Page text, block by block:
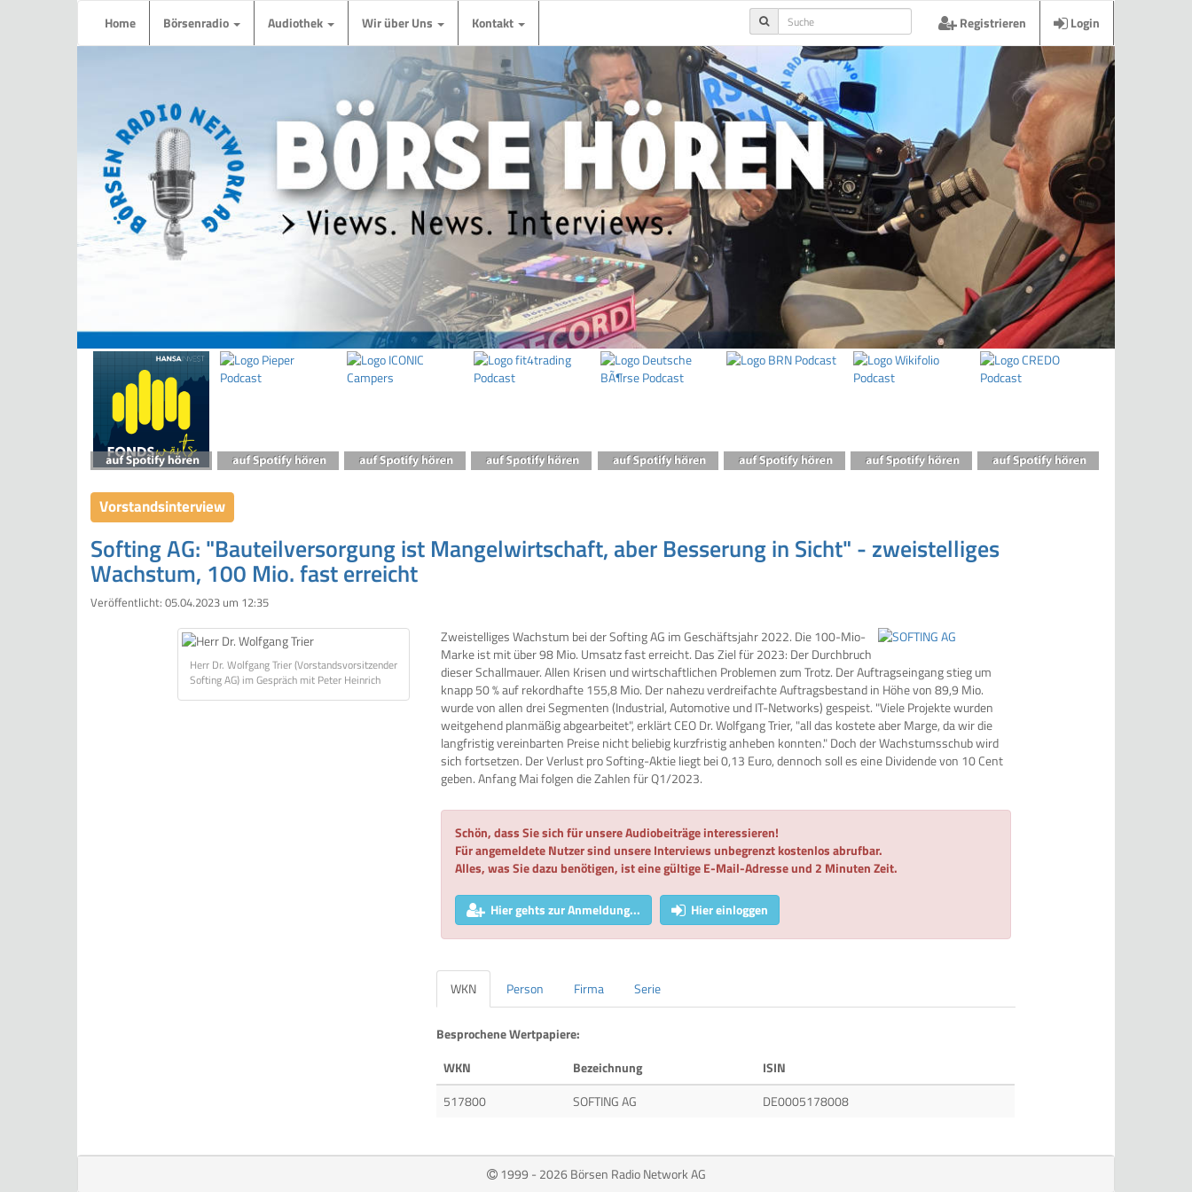
Home Börsenradio Audiothek Wir über Uns Kontakt Registrieren Login
Vorstandsinterview
Softing AG: "Bauteilversorgung ist Mangelwirtschaft, aber Besserung in Sicht" - zweistelliges
Wachstum, 100 Mio. fast erreicht
Veröffentlicht: 05.04.2023 um 12:35
Herr Dr. Wolfgang Trier (Vorstandsvorsitzender
Softing AG) im Gespräch mit Peter Heinrich
Zweistelliges Wachstum bei der Softing AG im Geschäftsjahr 2022. Die 100-Mio-
Marke ist mit über 98 Mio. Umsatz fast erreicht. Das Ziel für 2023: Der Durchbruch
dieser Schallmauer. Allen Krisen und wirtschaftlichen Problemen zum Trotz. Der Auftragseingang stieg um
knapp 50 % auf rekordhafte 155,8 Mio. Der nahezu verdreifachte Auftragsbestand in Höhe von 89,9 Mio.
wurde von allen drei Segmenten (Industrial, Automotive und IT-Networks) gespeist. "Viele Projekte wurden
weitgehend planmäßig abgearbeitet", erklärt CEO Dr. Wolfgang Trier, "all das kostete aber Marge, da wir die
langfristig vereinbarten Preise nicht beliebig kurzfristig anheben konnten." Doch der Wachstumsschub wird
sich fortsetzen. Der Verlust pro Softing-Aktie liegt bei 0,13 Euro, dennoch soll es eine Dividende von 10 Cent
geben. Anfang Mai folgen die Zahlen für Q1/2023.
Schön, dass Sie sich für unsere Audiobeiträge interessieren!
Für angemeldete Nutzer sind unsere Interviews unbegrenzt kostenlos abrufbar.
Alles, was Sie dazu benötigen, ist eine gültige E-Mail-Adresse und 2 Minuten Zeit.
Hier gehts zur Anmeldung... Hier einloggen
WKN Person Firma Serie
Besprochene Wertpapiere:
WKN
Bezeichnung
ISIN
517800
SOFTING AG DE0005178008
1999 - 2026 Börsen Radio Network AG